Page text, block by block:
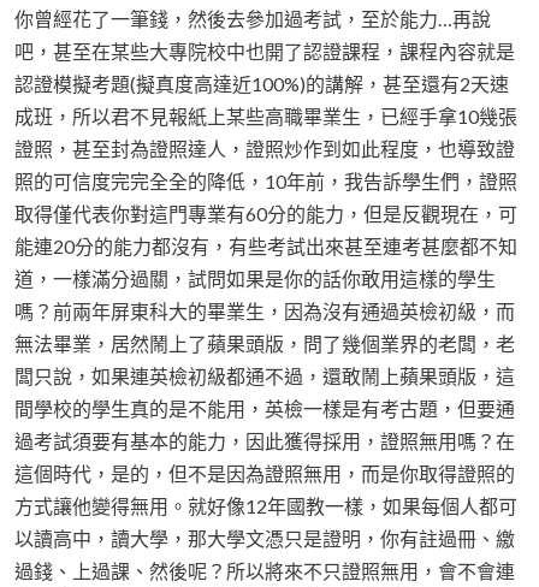
你曾經花了一筆錢，然後去參加過考試，至於能力…再說
吧，甚至在某些大專院校中也開了認證課程，課程內容就是
認證模擬考題(擬真度高達近100%)的講解，甚至還有2天速
成班，所以君不見報紙上某些高職畢業生，已經手拿10幾張
證照，甚至封為證照達人，證照炒作到如此程度，也導致證
照的可信度完完全全的降低，10年前，我告訴學生們，證照
取得僅代表你對這門專業有60分的能力，但是反觀現在，可
能連20分的能力都沒有，有些考試出來甚至連考甚麼都不知
道，一樣滿分過關，試問如果是你的話你敢用這樣的學生
嗎？前兩年屏東科大的畢業生，因為沒有通過英檢初級，而
無法畢業，居然鬧上了蘋果頭版，問了幾個業界的老闆，老
闆只說，如果連英檢初級都通不過，還敢鬧上蘋果頭版，這
間學校的學生真的是不能用，英檢一樣是有考古題，但要通
過考試須要有基本的能力，因此獲得採用，證照無用嗎？在
這個時代，是的，但不是因為證照無用，而是你取得證照的
方式讓他變得無用。就好像12年國教一樣，如果每個人都可
以讀高中，讀大學，那大學文憑只是證明，你有註過冊、繳
過錢、上過課、然後呢？所以將來不只證照無用，會不會連